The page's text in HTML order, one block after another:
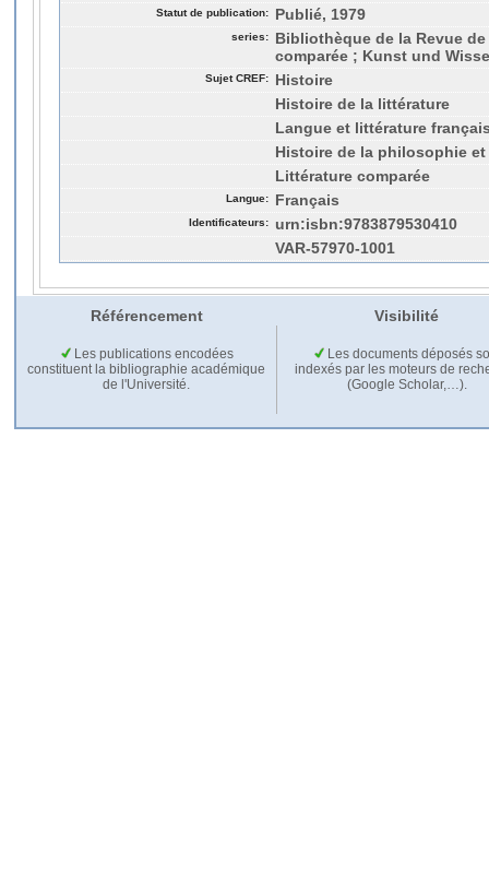
Statut de publication: Publié, 1979
series:
Bibliothèque de la Revue
comparée ; Kunst und
Sujet CREF:
Histoire
Histoire de la littérature
Langue et littérature
Histoire de la philosophie et
Littérature comparée
Langue: Français
Identificateurs:
urn:isbn:9783879530410
VAR-57970-1001
Référencement Visibilité
Les publications encodées
constituent la bibliographie académique
de l'Université.
Les documents déposés
indexés par les moteurs de
(Google Scholar,…).